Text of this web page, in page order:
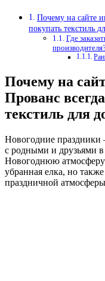
Почему на сайте
покупать текстиль
Где
Почему на
Прованс
текстиль для
Новогодние праздники
с родными и друзьями
Новогоднюю атмосферу
убранная елка, но
праздничной